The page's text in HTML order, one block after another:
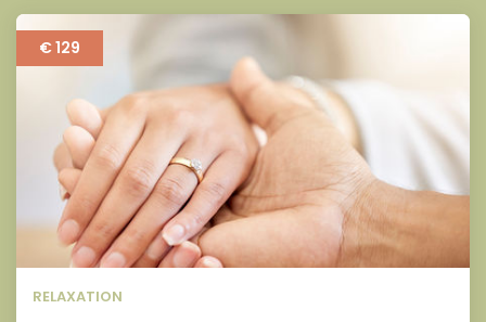
€ 129
RELAXATION